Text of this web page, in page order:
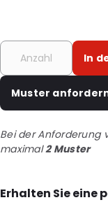
In
Muster
Bei der Anforderung
maximal2 Muster
Erhalten Sie eine